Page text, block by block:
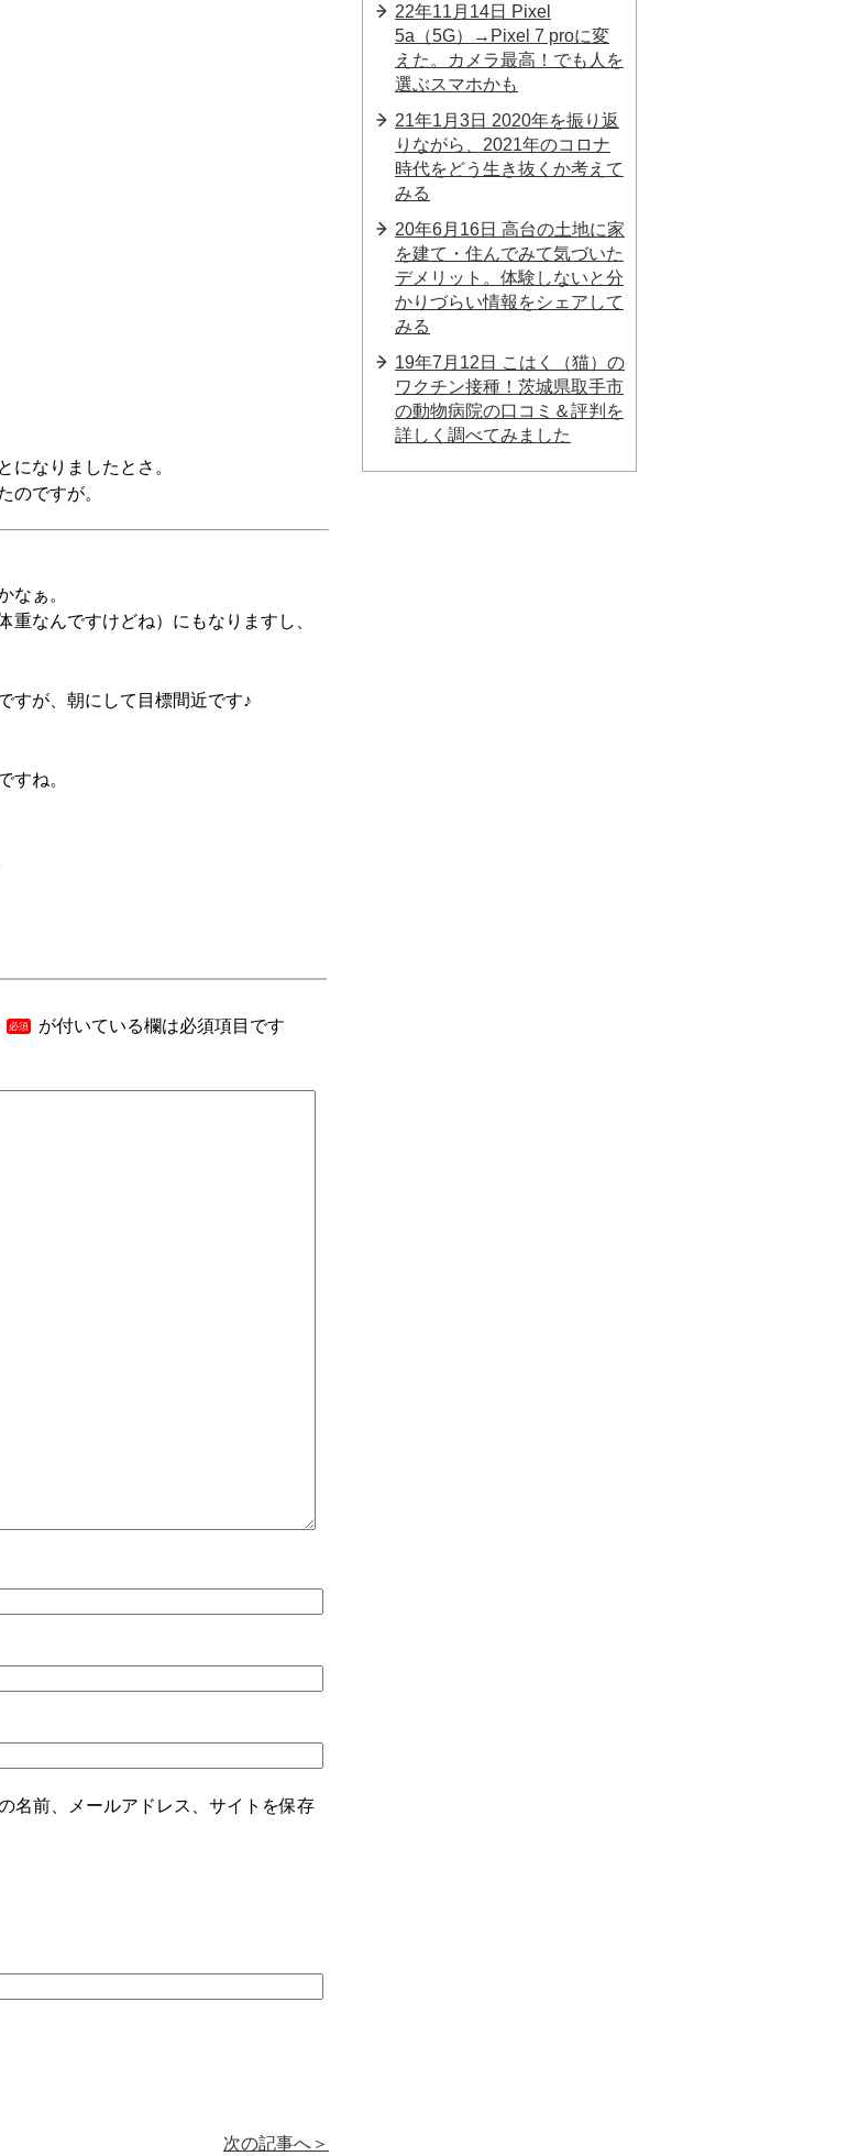
になりましたとさ。
のですが。
なぁ。
なんですけどね）にもなりますし、
すが、朝にして目標間近です♪
すね。
が付いている欄は必須項目です
名前、メールアドレス、サイトを保存
次の記事へ＞
22年11月14日 Pixel
5a（5G）→Pixel 7 proに変
えた。カメラ最高！でも人を
選ぶスマホかも
21年1月3日 2020年を振り返
りながら、2021年のコロナ
時代をどう生き抜くか考えて
みる
20年6月16日 高台の土地に家
を建て・住んでみて気づいた
デメリット。体験しないと分
かりづらい情報をシェアして
みる
19年7月12日 こはく（猫）の
ワクチン接種！茨城県取手市
の動物病院の口コミ＆評判を
詳しく調べてみました